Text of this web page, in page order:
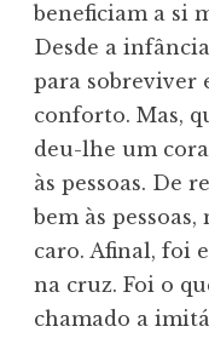
beneficiam a si
Desde a
para sobreviver
conforto. Mas,
deu-lhe um
às pessoas. De
bem às
caro. Afinal, foi
na cruz. Foi o
chamado a